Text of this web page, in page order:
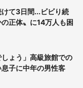
て3日間...ビビり続
正体〟に14万人も困
しょう」高級旅館での
子に中年の男性客